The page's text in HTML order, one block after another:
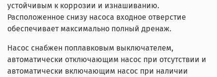
устойчивым к коррозии и изнашиванию.
Расположенное снизу насоса входное отверстие
обеспечивает максимально полный дренаж.
Насос снабжен поплавковым выключателем,
автоматически отключающим насос при отсутствии и
автоматически включающим насос при наличии